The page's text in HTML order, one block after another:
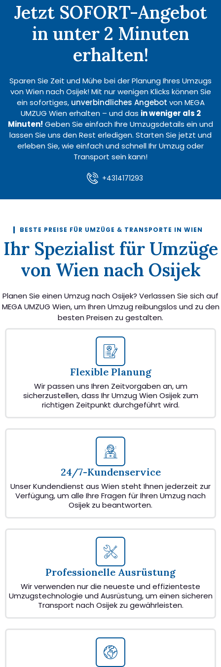
Jetzt SOFORT-Angebot
in unter 2 Minuten
erhalten!
Sparen Sie Zeit und Mühe bei der Planung Ihres Umzugs
von Wien nach Osijek! Mit nur wenigen Klicks können Sie
ein sofortiges, unverbindliches Angebot von MEGA
UMZUG Wien erhalten – und das in weniger als 2
Minuten! Geben Sie einfach Ihre Umzugsdetails ein und
lassen Sie uns den Rest erledigen. Starten Sie jetzt und
erleben Sie, wie einfach und schnell Ihr Umzug oder
Transport sein kann!
+4314171293
BESTE PREISE FÜR UMZÜGE & TRANSPORTE IN WIEN
Ihr Spezialist für Umzüge
von Wien nach Osijek
Planen Sie einen Umzug nach Osijek? Verlassen Sie sich auf
MEGA UMZUG Wien, um Ihren Umzug reibungslos und zu den
besten Preisen zu gestalten.
Flexible Planung
Wir passen uns Ihren Zeitvorgaben an, um
sicherzustellen, dass Ihr Umzug Wien Osijek zum
richtigen Zeitpunkt durchgeführt wird.
24/7-Kundenservice
Unser Kundendienst aus Wien steht Ihnen jederzeit zur
Verfügung, um alle Ihre Fragen für Ihren Umzug nach
Osijek zu beantworten.
Professionelle Ausrüstung
Wir verwenden nur die neueste und effizienteste
Umzugstechnologie und Ausrüstung, um einen sicheren
Transport nach Osijek zu gewährleisten.